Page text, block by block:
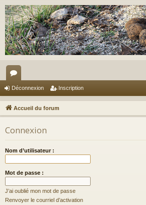
or
u
m
s
Déconnexion Inscription
Accueil du forum
Connexion
Nom d’utilisateur :
Mot de passe :
J’ai oublié mon mot de passe
Renvoyer le courriel d’activation